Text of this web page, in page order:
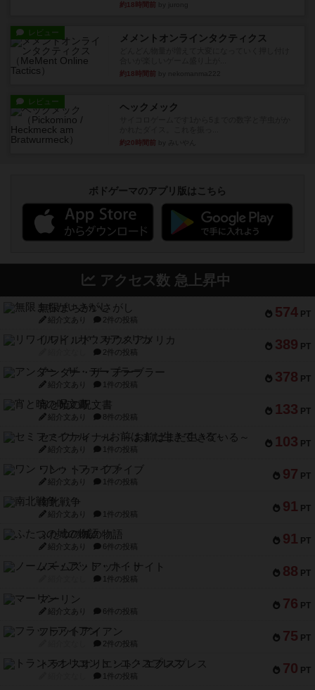
約18時間前
レビュー メメントオンラインタクティクス
約18時間前
レビュー ヘックメック
約20時間前
ボドゲーマのアプリ版はこちら
アクセス数 急上昇中
574 PT
無限まちがいさがし
紹介文あり 2件の投稿
389 PT
リワイルド：サウスアメリカ
2件の投稿
378 PT
アンダー・ザ・テーブラー
紹介文あり 1件の投稿
133 PT
宵と暁の呪文書
紹介文あり 8件の投稿
103 PT
セミファイナル ～お前はまだ生きている～
紹介文あり 1件の投稿
97 PT
ワン・トゥ・ファイブ
紹介文あり 1件の投稿
91 PT
南北戦争
紹介文あり 1件の投稿
91 PT
ふたつの城の物語
紹介文あり 6件の投稿
88 PT
ノームズ・アット・ナイト
1件の投稿
76 PT
マーリン
紹介文あり 6件の投稿
75 PT
フラットアイアン
2件の投稿
70 PT
トランスオリエント・エクスプレス
1件の投稿